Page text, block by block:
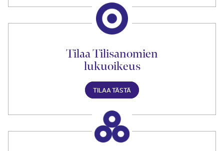
Tilaa Tilisanomien
lukuoikeus
TILAA TÄSTÄ